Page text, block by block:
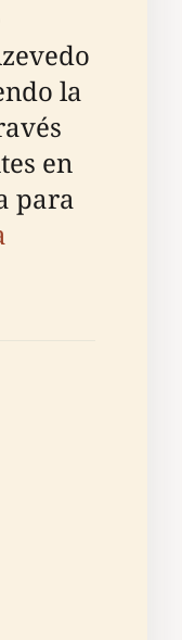
la
en
para